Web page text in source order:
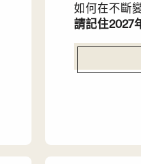
如何在不斷
請記住2027